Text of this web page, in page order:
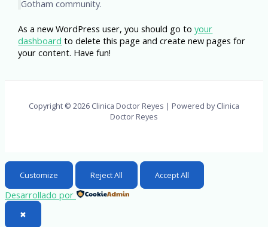
Gotham community.
As a new WordPress user, you should go toyour
dashboard to delete this page and create new pages for
your content. Have fun!
Copyright © 2026 Clinica Doctor Reyes | Powered by Clinica
Doctor Reyes
Customize Reject All Accept All
Desarrollado por
✖